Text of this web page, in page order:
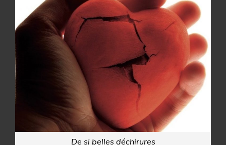
De si belles déchirures